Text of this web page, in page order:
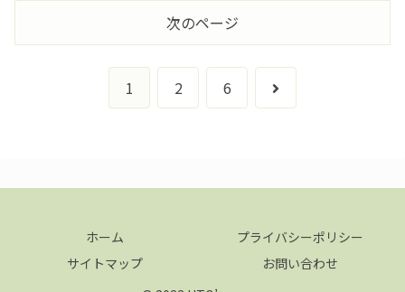
次のページ
1 2 6
次
ホーム
プライバシーポリシー
サイトマップ
お問い合わせ